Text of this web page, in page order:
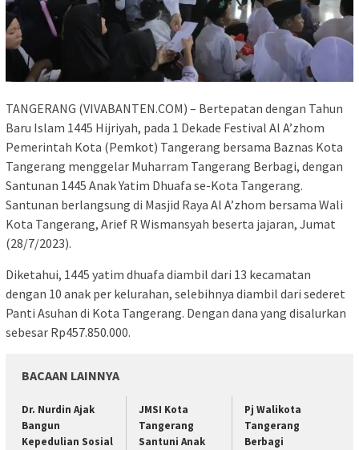
TANGERANG (VIVABANTEN.COM) – Bertepatan dengan Tahun
Baru Islam 1445 Hijriyah, pada 1 Dekade Festival Al A’zhom
Pemerintah Kota (Pemkot) Tangerang bersama Baznas Kota
Tangerang menggelar Muharram Tangerang Berbagi, dengan
Santunan 1445 Anak Yatim Dhuafa se-Kota Tangerang.
Santunan berlangsung di Masjid Raya Al A’zhom bersama Wali
Kota Tangerang, Arief R Wismansyah beserta jajaran, Jumat
(28/7/2023).
Diketahui, 1445 yatim dhuafa diambil dari 13 kecamatan
dengan 10 anak per kelurahan, selebihnya diambil dari sederet
Panti Asuhan di Kota Tangerang. Dengan dana yang disalurkan
sebesar Rp457.850.000.
BACAAN LAINNYA
Dr. Nurdin Ajak
Bangun
Kepedulian Sosial
JMSI Kota
Tangerang
Santuni Anak
Pj Walikota
Tangerang
Berbagi